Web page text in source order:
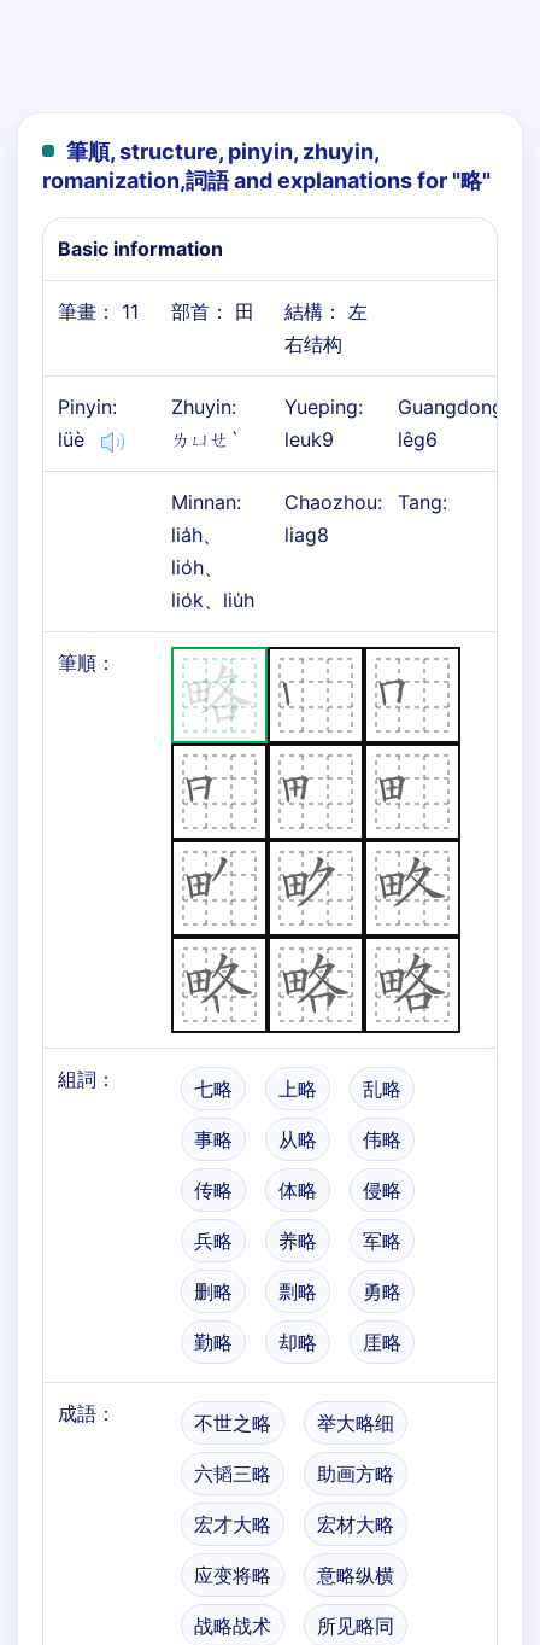
筆順, structure, pinyin, zhuyin,
romanization,詞語 and explanations for "略"
Basic information
筆畫： 11 部首： 田
結構： 左
右结构
Pinyin:
lüè
Zhuyin:
ㄌㄩㄝˋ
Yueping:
leuk9
Guangdong:
lêg6
Minnan:
lia̍h、
lio̍h、
lio̍k、liu̍h
Chaozhou:
liag8
Tang:
筆順：
組詞： 七略 上略 乱略
事略 从略 伟略
传略 体略 侵略
兵略 养略 军略
删略 剽略 勇略
勤略 却略 厓略
成語： 不世之略 举大略细
六韬三略 助画方略
宏才大略 宏材大略
应变将略 意略纵横
战略战术 所见略同